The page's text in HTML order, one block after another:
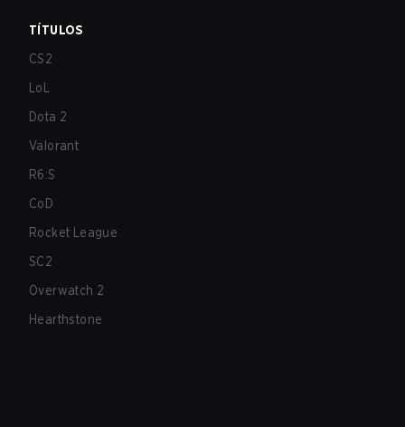
TÍTULOS
CS2
LoL
Dota 2
Valorant
R6:S
CoD
Rocket League
SC2
Overwatch 2
Hearthstone